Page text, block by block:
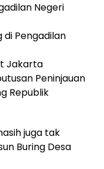
Negeri
Pengadilan
Jakarta
Peninjauan
Republik
juga tak
Buring Desa